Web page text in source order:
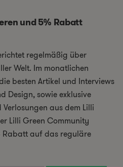
und 5% Rabatt
regelmäßig über
Welt. Im monatlichen
besten Artikel und Interviews
Design, sowie exklusive
aus dem Lilli
Lilli Green Community
Rabatt auf das reguläre